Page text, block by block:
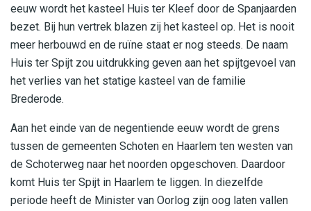
eeuw wordt het kasteel Huis ter Kleef door de Spanjaarden
bezet. Bij hun vertrek blazen zij het kasteel op. Het is nooit
meer herbouwd en de ruïne staat er nog steeds. De naam
Huis ter Spijt zou uitdrukking geven aan het spijtgevoel van
het verlies van het statige kasteel van de familie
Brederode.
Aan het einde van de negentiende eeuw wordt de grens
tussen de gemeenten Schoten en Haarlem ten westen van
de Schoterweg naar het noorden opgeschoven. Daardoor
komt Huis ter Spijt in Haarlem te liggen. In diezelfde
periode heeft de Minister van Oorlog zijn oog laten vallen